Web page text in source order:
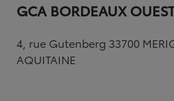
GCA BORDEAUX
4, rue Gutenberg 33700
AQUITAINE